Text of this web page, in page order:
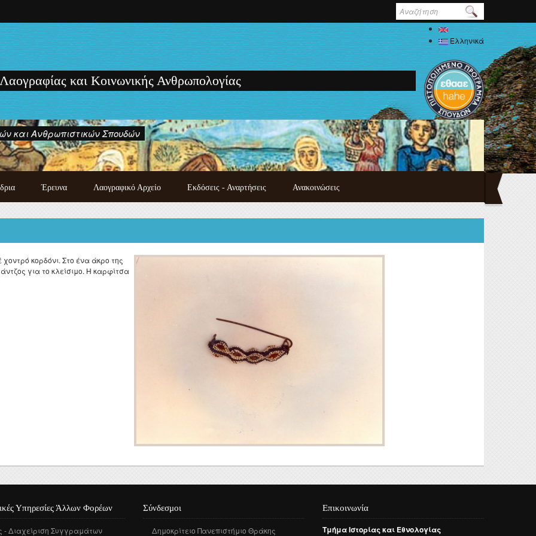
Φόρμα
αναζήτησηςEnglish
Ελληνικά
και Ανθρωπιστικών Σπουδών
και Κοινωνικής Ανθρωπολογίας
Έρευνα Λαογραφικό Αρχείο
Κατάλογος χειρογράφων
Εκδόσεις - Αναρτήσεις
Εκδόσεις των μελών του
Συνεδρίων και Ημερίδων
Ανακοινώσεις
κορδόνι. Στο ένα άκρο της
για το κλείσιμο. Η καρφίτσα
Υπηρεσίες Άλλων Φορέων
- Διαχείριση Συγγραμάτων
Σύνδεσμοι
Δημοκρίτειο Πανεπιστήμιο Θράκης
Επικοινωνία
ΤμήμαΙστορίαςκαι Εθνολογίας